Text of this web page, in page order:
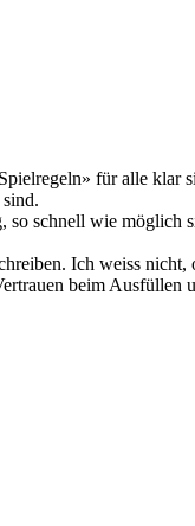
für alle klar
schnell wie möglich
Ich weiss nicht,
beim Ausfüllen